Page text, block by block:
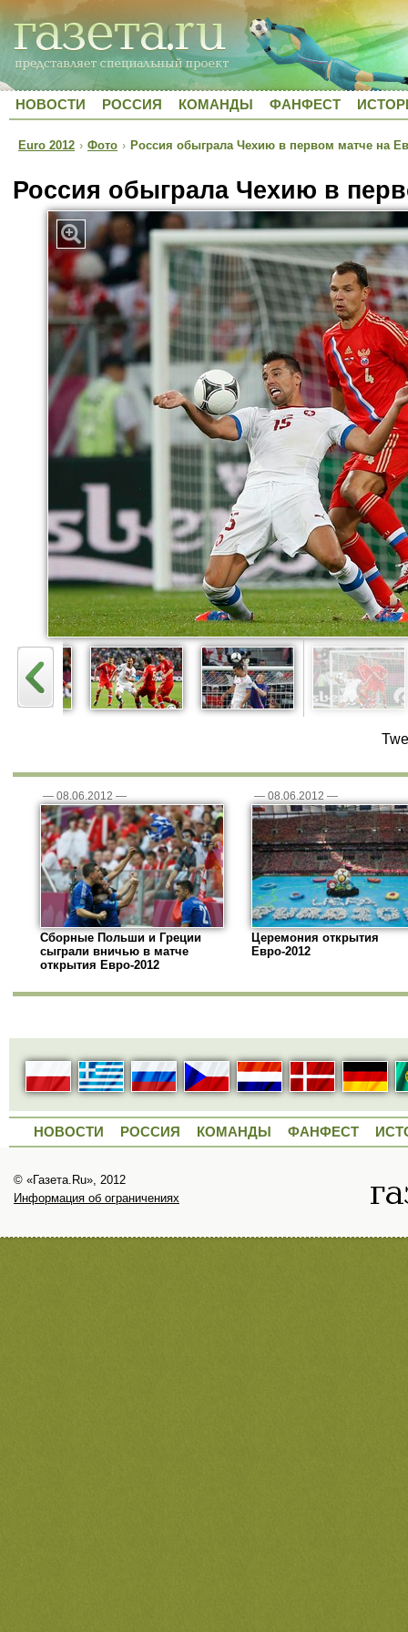
НОВОСТИ РОССИЯ КОМАНДЫ ФАНФЕСТ
Euro 2012 › Фото › Россия обыграла Чехию в первом матче на
Россия обыграла Чехию в
— 08.06.2012 —
Сборные Польши и Греции
сыграли вничью в матче
открытия Евро-2012
— 08.06.2012 —
Церемония открытия
Евро-2012
НОВОСТИ РОССИЯ КОМАНДЫ ФАНФЕСТ
© «Газета.Ru», 2012
Информация об ограничениях